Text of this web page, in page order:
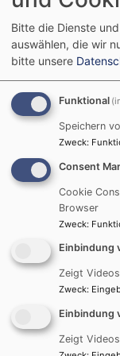
Dann bist du
veranstalten
Jugendliche am
Grundlagen von
Schrift) und
leicht
direkt die
auszutauschen.
per Mail an
Bitte die Dienste
auswählen, die wir
bitte unsere
Funktional
Speichern
Zweck:
Consent
Cookie
Browser
Zweck:
Einbindung
Zeigt
Zweck:
Einbindung
Zeigt